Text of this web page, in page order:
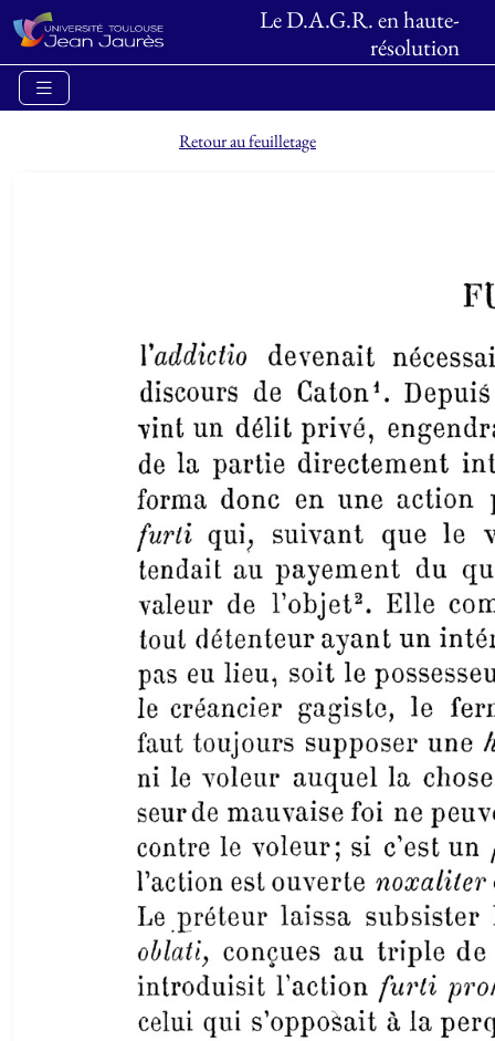
Le D.A.G.R. en haute-
résolution
Retour au feuilletage